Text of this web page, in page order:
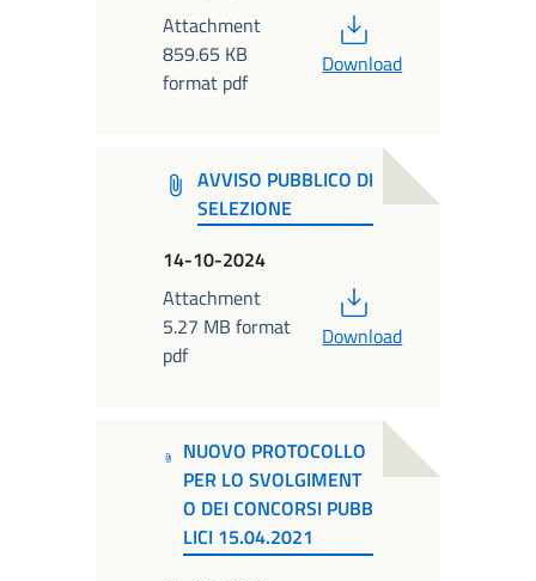
Attachment
859.65 KB
format pdf
Download
AVVISO PUBBLICO DI
SELEZIONE
14-10-2024
Attachment
5.27 MB format
pdf
Download
NUOVO PROTOCOLLO
PER LO SVOLGIMENT
O DEI CONCORSI PUBB
LICI 15.04.2021